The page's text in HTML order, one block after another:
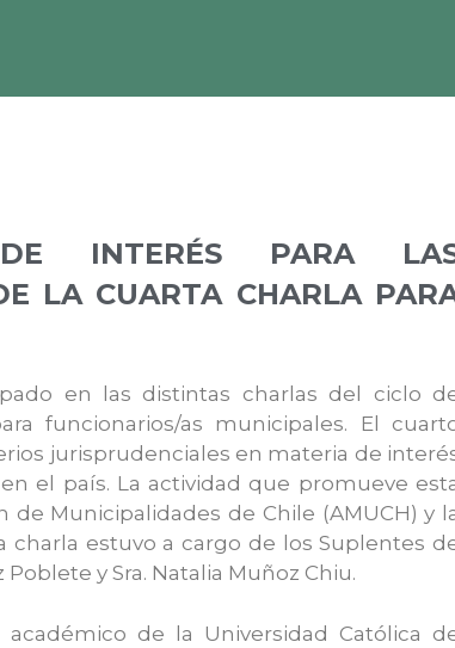
DE INTERÉS PARA
LA CUARTA CHARLA
en las distintas charlas del ciclo
funcionarios/as municipales. El
jurisprudenciales en materia de
el país. La actividad que promueve
Municipalidades de Chile (AMUCH) y
charla estuvo a cargo de los Suplentes
y Sra. Natalia Muñoz Chiu.
de la Universidad Católica